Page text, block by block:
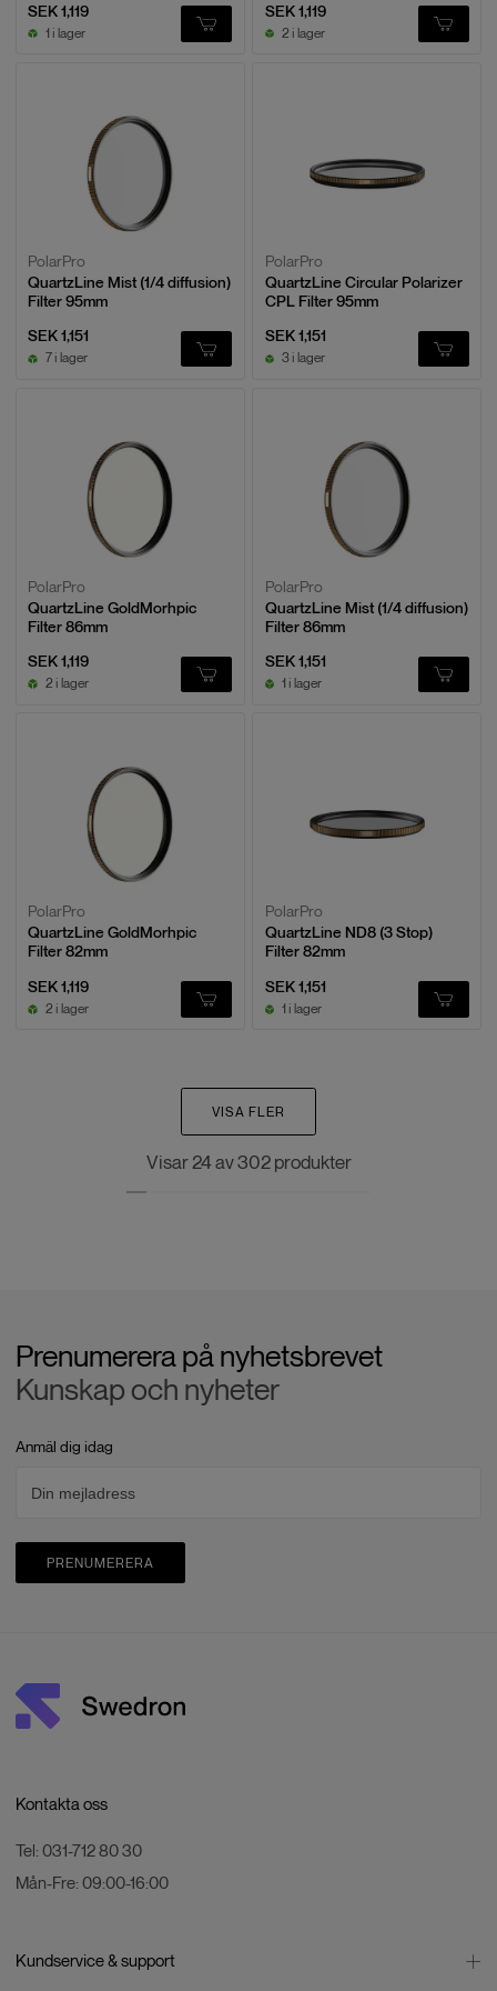
SEK 1,119
1 i lager
SEK 1,119
2 i lager
PolarPro
QuartzLine Mist (1/4 diffusion)
Filter 95mm
SEK 1,151
7 i lager
PolarPro
QuartzLine Circular Polarizer
CPL Filter 95mm
SEK 1,151
3 i lager
PolarPro
QuartzLine GoldMorhpic
Filter 86mm
SEK 1,119
2 i lager
PolarPro
QuartzLine Mist (1/4 diffusion)
Filter 86mm
SEK 1,151
1 i lager
PolarPro
QuartzLine GoldMorhpic
Filter 82mm
SEK 1,119
2 i lager
PolarPro
QuartzLine ND8 (3 Stop)
Filter 82mm
SEK 1,151
1 i lager
VISA FLER
Visar24av302 produkter
Prenumerera på nyhetsbrevet
Kunskap och nyheter
Anmäl dig idag
PRENUMERERA
Kontakta oss
Tel: 031-712 80 30
Mån-Fre: 09:00-16:00
Kundservice & support